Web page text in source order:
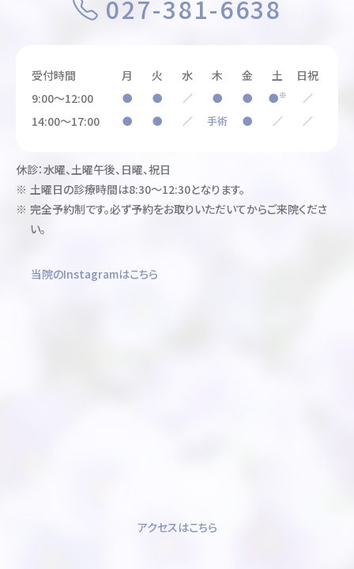
027-381-6638
受付時間 月 火 水 木 金 土
日祝
9:00～12:00
● ● ／ ● ● ●※ ／
14:00～17:00 ● ● ／ 手術 ● ／ ／
休診：水曜、土曜午後、日曜、祝日
土曜日の診療時間は8:30～12:30となります。
完全予約制です。必ず予約をお取りいただいてからご来院くださ
い。
当院のInstagramはこちら
アクセスはこちら